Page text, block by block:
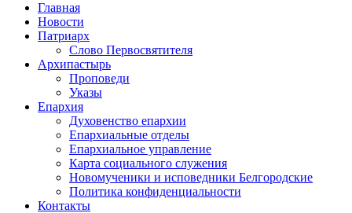
Главная
Новости
Патриарх
Слово Первосвятителя
Архипастырь
Проповеди
Указы
Епархия
Духовенство епархии
Епархиальные отделы
Епархиальное управление
Карта социального служения
Новомученики и исповедники Белгородские
Политика конфиденциальности
Контакты